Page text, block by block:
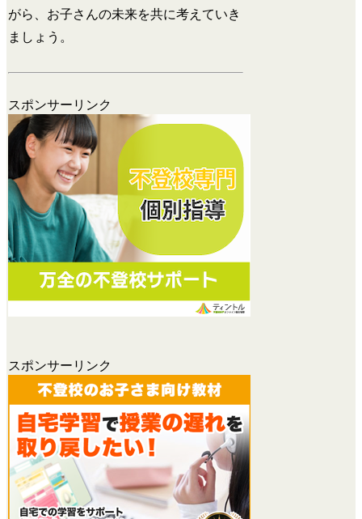
がら、お子さんの未来を共に考えていき
ましょう。
スポンサーリンク
スポンサーリンク